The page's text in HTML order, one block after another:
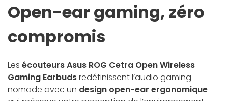
Open-ear gaming, zéro
compromis
Les écouteurs Asus ROG Cetra Open Wireless
Gaming Earbudsredéfinissent l’audio gaming
nomade avec un design open-ear ergonomique